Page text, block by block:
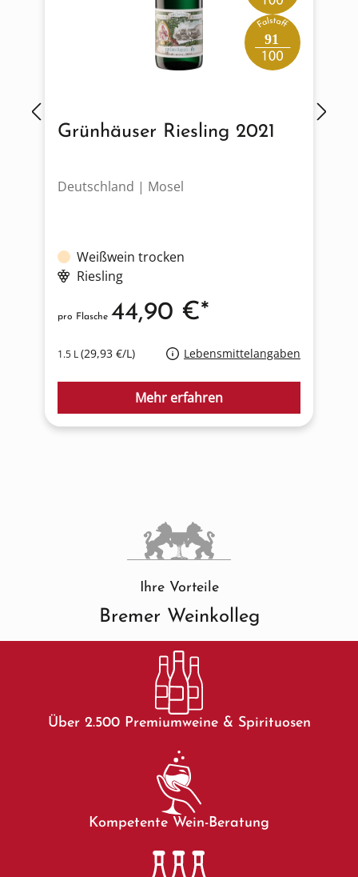
91
Grünhäuser Riesling 2021
Deutschland | Mosel
Weißwein trocken
Riesling
1.5 L(29,93 €/L) Lebensmittelangaben
pro Flasche 44,90 €*
Mehr erfahren
Ihre Vorteile
Bremer Weinkolleg
Über 2.500 Premiumweine & Spirituosen
Kompetente Wein-Beratung